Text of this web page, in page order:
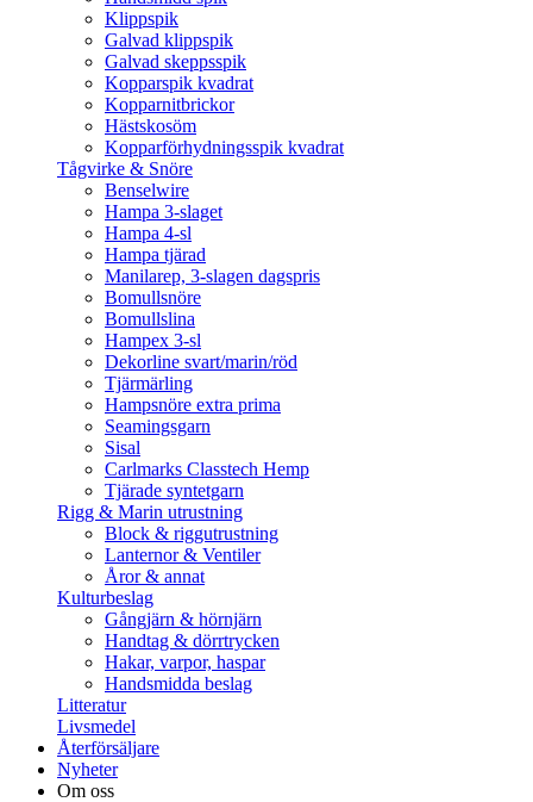
Klippspik
Galvad klippspik
Galvad skeppsspik
Kopparspik kvadrat
Kopparnitbrickor
Hästskosöm
Kopparförhydningsspik kvadrat
Tågvirke & Snöre
Benselwire
Hampa 3-slaget
Hampa 4-sl
Hampa tjärad
Manilarep, 3-slagen dagspris
Bomullsnöre
Bomullslina
Hampex 3-sl
Dekorline svart/marin/röd
Tjärmärling
Hampsnöre extra prima
Seamingsgarn
Sisal
Carlmarks Classtech Hemp
Tjärade syntetgarn
Rigg & Marin utrustning
Block & riggutrustning
Lanternor & Ventiler
Åror & annat
Kulturbeslag
Gångjärn & hörnjärn
Handtag & dörrtrycken
Hakar, varpor, haspar
Handsmidda beslag
Litteratur
Livsmedel
Återförsäljare
Nyheter
Om oss